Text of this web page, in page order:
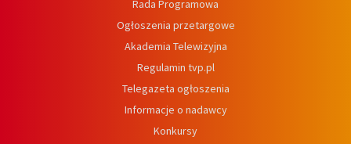
Rada Programowa
Ogłoszenia przetargowe
Akademia Telewizyjna
Regulamin tvp.pl
Telegazeta ogłoszenia
Informacje o nadawcy
Konkursy